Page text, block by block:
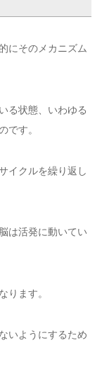
にそのメカニズム
る状態、いわゆる
です。
イクルを繰り返し
は活発に動いてい
ります。
いようにするため